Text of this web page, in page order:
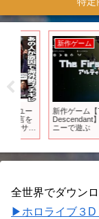
新作ゲーム
新作ゲーム【The
Descendant】をア
ニーで遊ぶ
全世界でダウン
▶ホロライブ３